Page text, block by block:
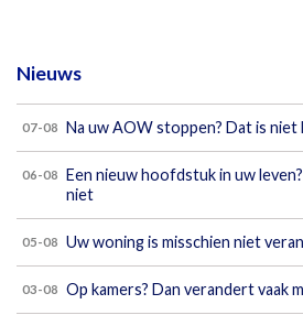
Nieuws
07-08 Na uw AOW stoppen? Dat is
06-08
Een nieuw hoofdstuk in uw
niet
05-08 Uw woning is misschien niet
03-08 Op kamers? Dan verandert vaak